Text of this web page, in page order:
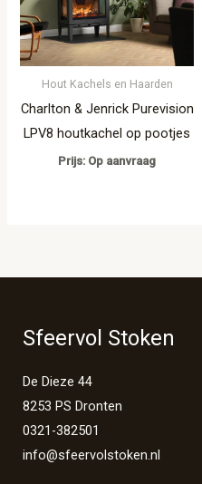
Hout Kachels en Haarden
Charlton & Jenrick Purevision
LPV8 houtkachel op pootjes
Prijs: Op aanvraag
Sfeervol Stoken
De Dieze 44
8253 PS Dronten
0321-382501
info@sfeervolstoken.nl